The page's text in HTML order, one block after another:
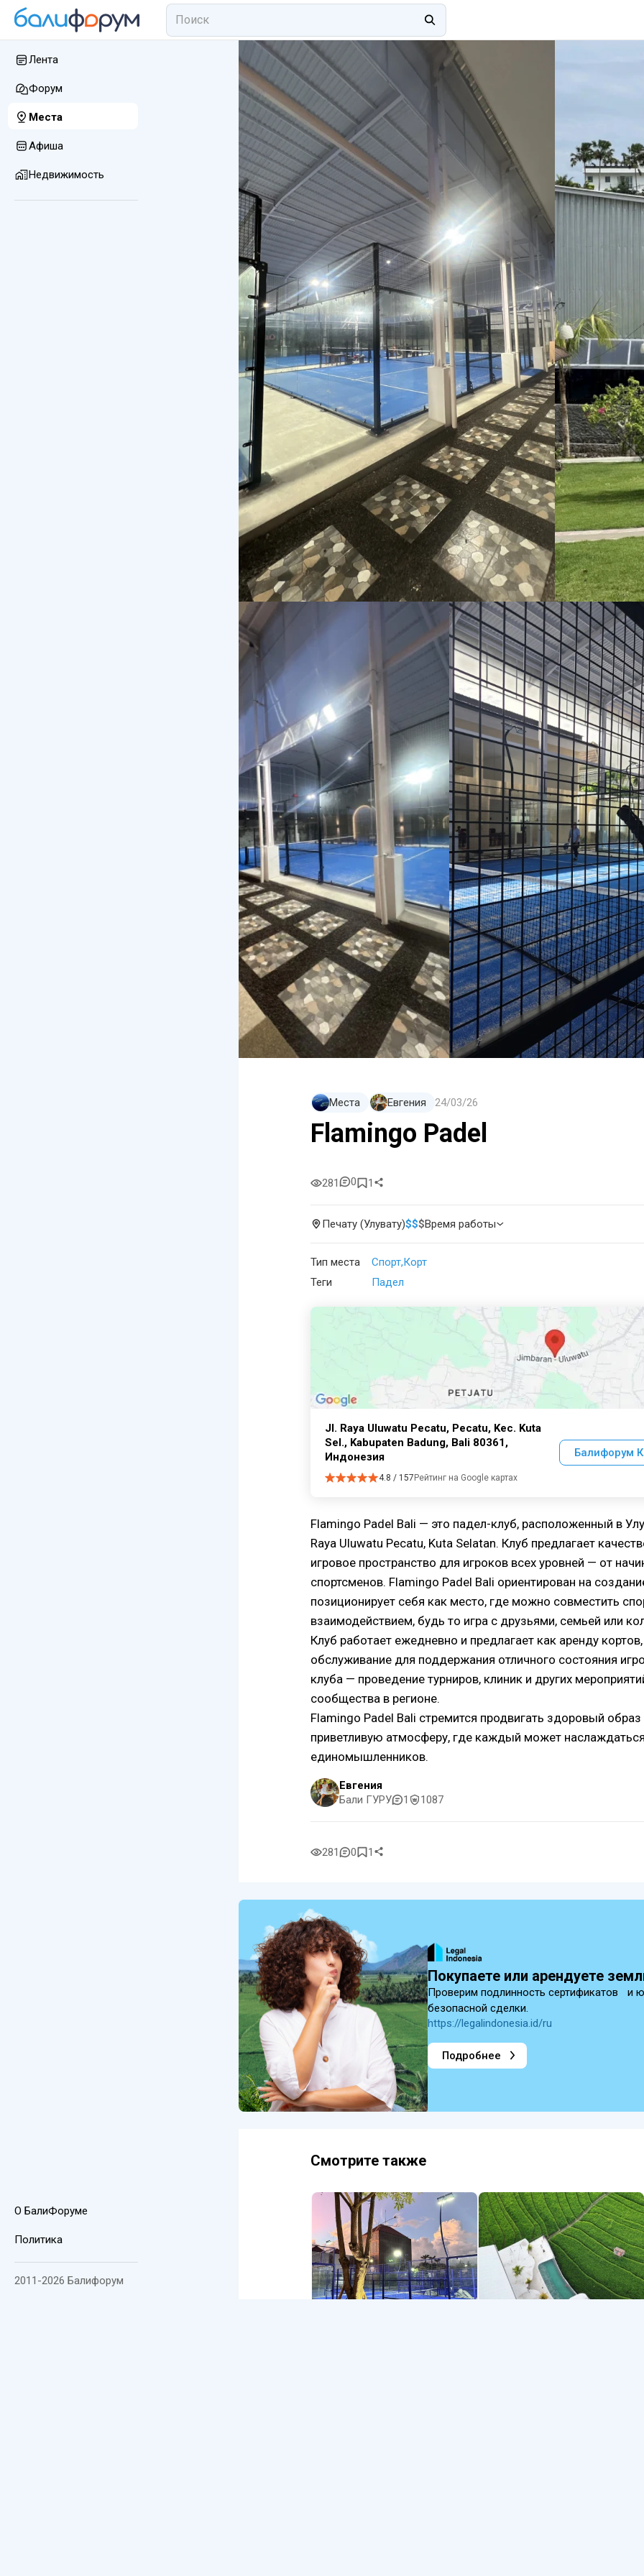
Места Евгения 24/03/26
Flamingo Padel
281 0 1
Печату (Улувату)$$$Время работы
Тип места Спорт Корт
Теги
Падел
Jl. Raya Uluwatu Pecatu, Pecatu, Kec. Kuta
Sel., Kabupaten Badung, Bali 80361,
Индонезия
4.8 / 157 Рейтинг на Google картах
Балифорум
Flamingo Padel Bali — это падел-клуб, расположенный в
Raya Uluwatu Pecatu, Kuta Selatan. Клуб предлагает
игровое пространство для игроков всех уровней — от
спортсменов. Flamingo Padel Bali ориентирован на
позиционирует себя как место, где можно совместить
взаимодействием, будь то игра с друзьями, семьей или
Клуб работает ежедневно и предлагает как аренду
обслуживание для поддержания отличного состояния
клуба — проведение турниров, клиник и других
сообщества в регионе.
Flamingo Padel Bali стремится продвигать здоровый
приветливую атмосферу, где каждый может
единомышленников.
Евгения
Бали ГУРУ
1 1087
281 0 1
Покупаете или арендуете
Проверим подлинность сертификатов и
безопасной сделки.
https://legalindonesia.id/ru
Подробнее
Смотрите также
Лента
Форум
Места
Афиша
Недвижимость
О БалиФоруме
Политика
2011-2026 Балифорум